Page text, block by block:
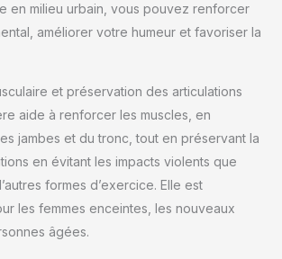
en milieu urbain, vous pouvez renforcer
améliorer votre humeur et favoriser la
et préservation des articulations
aide à renforcer les muscles, en
jambes et du tronc, tout en préservant la
en évitant les impacts violents que
formes d’exercice. Elle est
les femmes enceintes, les nouveaux
âgées.